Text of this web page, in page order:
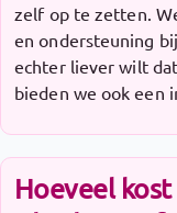
zelf op te zetten.
en ondersteuning
echter liever wilt
bieden we ook een
Hoeveel